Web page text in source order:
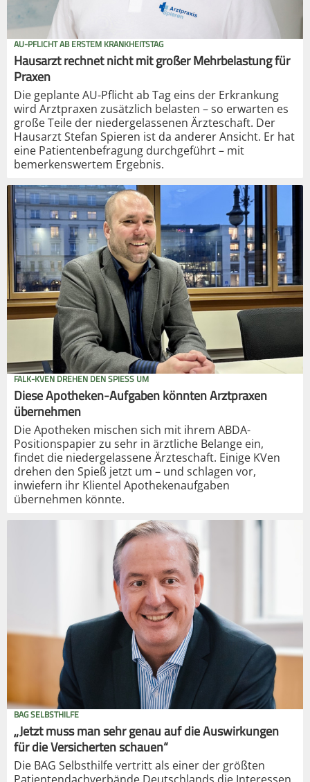
AU-PFLICHT AB ERSTEM KRANKHEITSTAG
Hausarzt rechnet nicht mit großer Mehrbelastung für
Praxen
Die geplante AU-Pflicht ab Tag eins der Erkrankung
wird Arztpraxen zusätzlich belasten – so erwarten es
große Teile der niedergelassenen Ärzteschaft. Der
Hausarzt Stefan Spieren ist da anderer Ansicht. Er hat
eine Patientenbefragung durchgeführt – mit
bemerkenswertem Ergebnis.
FALK-KVEN DREHEN DEN SPIESS UM
Diese Apotheken-Aufgaben könnten Arztpraxen
übernehmen
Die Apotheken mischen sich mit ihrem ABDA-
Positionspapier zu sehr in ärztliche Belange ein,
findet die niedergelassene Ärzteschaft. Einige KVen
drehen den Spieß jetzt um – und schlagen vor,
inwiefern ihr Klientel Apothekenaufgaben
übernehmen könnte.
BAG SELBSTHILFE
„Jetzt muss man sehr genau auf die Auswirkungen
für die Versicherten schauen“
Die BAG Selbsthilfe vertritt als einer der größten